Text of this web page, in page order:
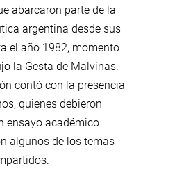
abarcaron parte de la
argentina desde sus
el año 1982, momento
la Gesta de Malvinas.
contó con la presencia
quienes debieron
ensayo académico
algunos de los temas